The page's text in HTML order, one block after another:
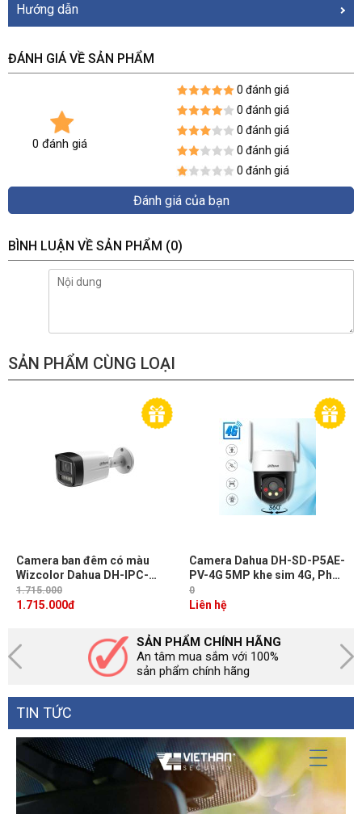
Hướng dẫn
ĐÁNH GIÁ VỀ SẢN PHẨM
0 đánh giá
0 đánh giá
0 đánh giá
0 đánh giá
0 đánh giá
0 đánh giá
Đánh giá của bạn
BÌNH LUẬN VỀ SẢN PHẨM (0)
SẢN PHẨM CÙNG LOẠI
Camera ban đêm có màu
Wizcolor Dahua DH-IPC-
HFW2449TL-S-PRO 4MP
hồng ngoại 50m, AI-ISP
1.715.000
1.715.000đ
Camera Dahua DH-SD-P5AE-
PV-4G 5MP khe sim 4G, Phát
hiện người, xe, Theo dõi
chuyển động, Tích hợp Mic &
0
Liên hệ
SẢN PHẨM CHÍNH HÃNG
An tâm mua sắm với 100%
sản phẩm chính hãng
TIN TỨC